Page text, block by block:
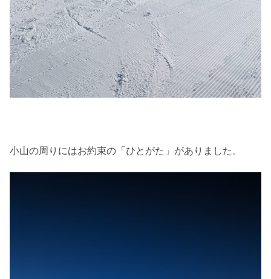
小山の周りにはお約束の「ひとがた」がありました。